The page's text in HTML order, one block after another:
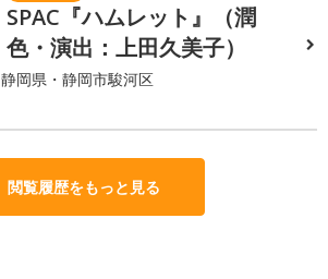
SPAC『ハムレット』（潤
色・演出：上田久美子）
静岡県・静岡市駿河区
閲覧履歴をもっと見る